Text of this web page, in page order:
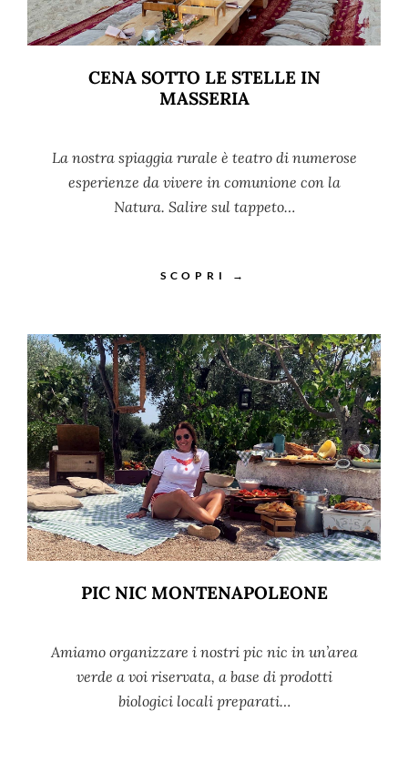
CENA SOTTO LE STELLE IN
MASSERIA
La nostra spiaggia rurale è teatro di numerose
esperienze da vivere in comunione con la
Natura. Salire sul tappeto…
SCOPRI →
PIC NIC MONTENAPOLEONE
Amiamo organizzare i nostri pic nic in un’area
verde a voi riservata, a base di prodotti
biologici locali preparati…